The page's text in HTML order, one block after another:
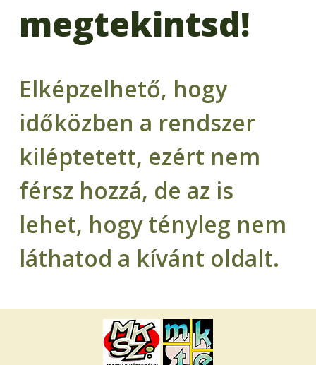
megtekintsd!
Elképzelhető, hogy
időközben a rendszer
kiléptetett, ezért nem
férsz hozzá, de az is
lehet, hogy tényleg nem
láthatod a kívánt oldalt.